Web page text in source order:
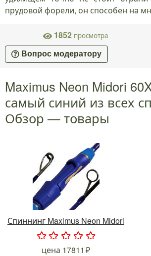
прудовой форели, он способен на
1852 просмотра
Вопрос модератору
Maximus Neon Midori
самый синий из всех
Обзор — товары
Спиннинг Maximus Neon Midori
. . . . .
цена 17811